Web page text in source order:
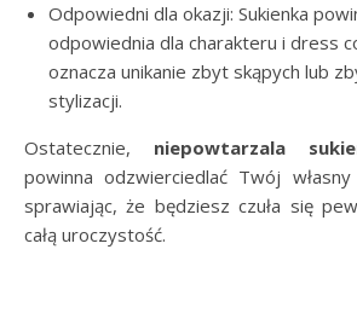
Odpowiedni dla okazji: Sukienka
odpowiednia dla charakteru i dress
oznacza unikanie zbyt skąpych lub
stylizacji.
Ostatecznie, niepowtarzala
powinna odzwierciedlać Twój
sprawiając, że będziesz czuła się
całą uroczystość.